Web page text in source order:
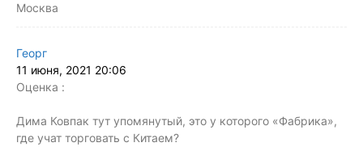
Москва
Георг
11 июня, 2021 20:06
Оценка :
Дима Ковпак тут упомянутый, это у которого «Фабрика»,
где учат торговать с Китаем?